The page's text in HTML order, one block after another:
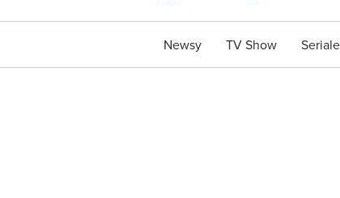
Newsy TV Show Seriale